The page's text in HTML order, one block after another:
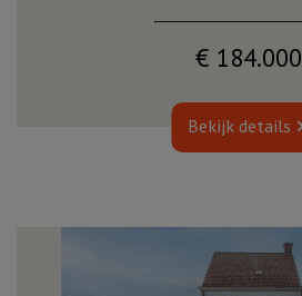
€ 184.000
Bekijk details